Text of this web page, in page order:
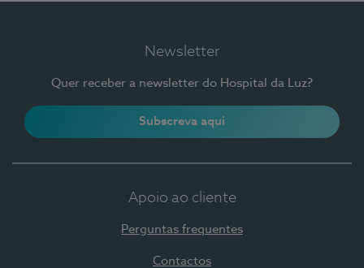
Newsletter
Quer receber a newsletter do Hospital da Luz?
Subscreva aqui
Apoio ao cliente
Perguntas frequentes
Contactos